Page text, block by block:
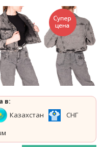
в:
Казахстан
СНГ